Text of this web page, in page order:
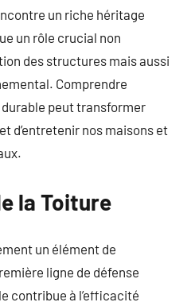
un riche héritage
un rôle crucial non
des structures mais aussi
Comprendre
durable peut transformer
d’entretenir nos maisons et
la Toiture
un élément de
ligne de défense
contribue à l’efficacité